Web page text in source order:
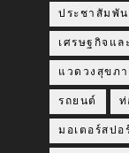
ประชาสัมพั
เศรษฐกิจแล
แวดวงสุขภ
รถยนต์ ท่
มอเตอร์สปอ